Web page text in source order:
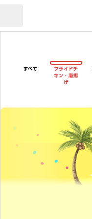
すべて
フライドチ
キン・唐揚
げ
超ゴイゴイヤスー夏祭